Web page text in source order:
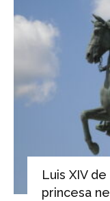
Luis XIV
princesa